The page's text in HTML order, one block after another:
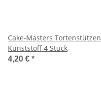
Cake-Masters Tortenstützen
Kunststoff 4 Stück
4,20 € *